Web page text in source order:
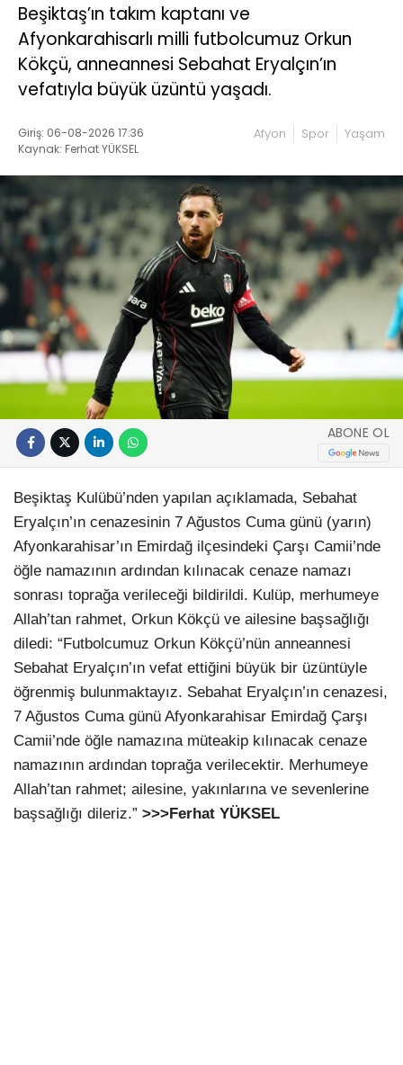
Beşiktaş’ın takım kaptanı ve
Afyonkarahisarlı milli futbolcumuz Orkun
Kökçü, anneannesi Sebahat Eryalçın’ın
vefatıyla büyük üzüntü yaşadı.
Giriş: 06-08-2026 17:36
Kaynak: Ferhat YÜKSEL
Afyon Spor Yaşam
ABONE OL
Beşiktaş Kulübü’nden yapılan açıklamada, Sebahat
Eryalçın’ın cenazesinin 7 Ağustos Cuma günü (yarın)
Afyonkarahisar’ın Emirdağ ilçesindeki Çarşı Camii’nde
öğle namazının ardından kılınacak cenaze namazı
sonrası toprağa verileceği bildirildi. Kulüp, merhumeye
Allah’tan rahmet, Orkun Kökçü ve ailesine başsağlığı
diledi: “Futbolcumuz Orkun Kökçü’nün anneannesi
Sebahat Eryalçın’ın vefat ettiğini büyük bir üzüntüyle
öğrenmiş bulunmaktayız. Sebahat Eryalçın’ın cenazesi,
7 Ağustos Cuma günü Afyonkarahisar Emirdağ Çarşı
Camii’nde öğle namazına müteakip kılınacak cenaze
namazının ardından toprağa verilecektir. Merhumeye
Allah’tan rahmet; ailesine, yakınlarına ve sevenlerine
başsağlığı dileriz.” >>>Ferhat YÜKSEL